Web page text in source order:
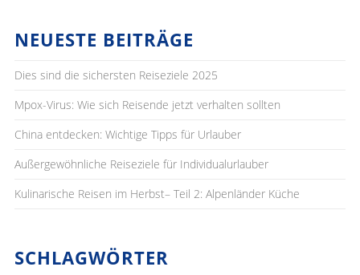
NEUESTE BEITRÄGE
Dies sind die sichersten Reiseziele 2025
Mpox-Virus: Wie sich Reisende jetzt verhalten sollten
China entdecken: Wichtige Tipps für Urlauber
Außergewöhnliche Reiseziele für Individualurlauber
Kulinarische Reisen im Herbst– Teil 2: Alpenländer Küche
SCHLAGWÖRTER